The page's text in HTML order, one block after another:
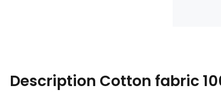
Description Cotton fabric